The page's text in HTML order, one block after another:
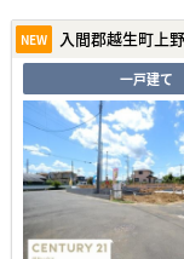
NEW 入間郡越生町上
一戸建て